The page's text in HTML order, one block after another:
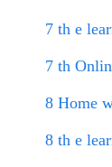
7 th e
7 th
8 Home
8 th e